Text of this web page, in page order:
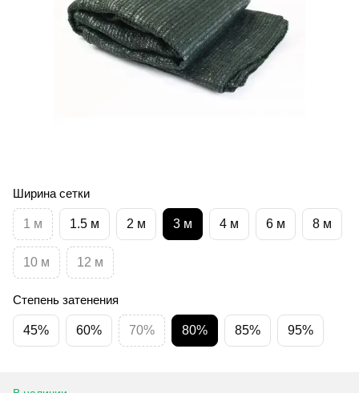
Ширина сетки
1 м 1.5 м 2 м 3 м 4 м 6 м 8 м
10 м 12 м
Степень затенения
45% 60% 70% 80% 85% 95%